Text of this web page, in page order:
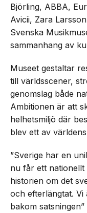
Björling, ABBA,
Avicii, Zara
Svenska
sammanhang av
Museet gestaltar
till världsscener,
genomslag både
Ambitionen är att
helhetsmiljö där
blev ett av
”Sverige har en
nu får ett
historien om det
och efterlängtat.
bakom